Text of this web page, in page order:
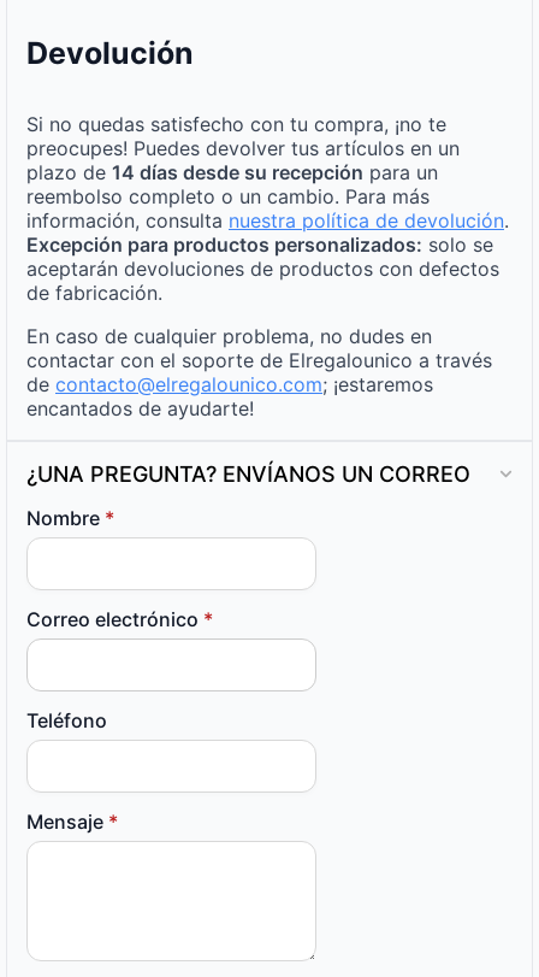
Devolución
Si no quedas satisfecho con tu compra, ¡no te
preocupes! Puedes devolver tus artículos en un
plazo de 14 días desde su recepción para un
reembolso completo o un cambio. Para más
información, consulta nuestra política de devolución.
Excepción para productos personalizados: solo se
aceptarán devoluciones de productos con defectos
de fabricación.
En caso de cualquier problema, no dudes en
contactar con el soporte de Elregalounico a través
de contacto@elregalounico.com; ¡estaremos
encantados de ayudarte!
¿UNA PREGUNTA? ENVÍANOS UN CORREO
Nombre *
Correo electrónico *
Teléfono
Mensaje *